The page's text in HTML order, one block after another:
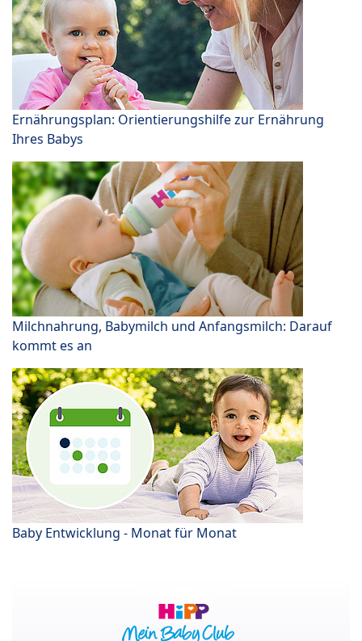
Ernährungsplan: Orientierungshilfe zur Ernährung
Ihres Babys
Milchnahrung, Babymilch und Anfangsmilch: Darauf
kommt es an
Baby Entwicklung - Monat für Monat